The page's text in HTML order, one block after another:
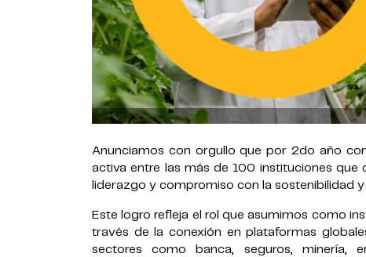
Anunciamos con orgullo que por 2do año
activa entre las más de 100 instituciones
liderazgo y compromiso con la sostenibilidad
Este logro refleja el rol que asumimos como
través de la conexión en plataformas
sectores como banca, seguros, minería,